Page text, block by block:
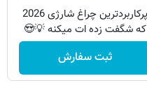
پرکاربردترین چراغ شارژی 2026
که شگفت زده ات میکنه 💡😍
ثبت سفارش